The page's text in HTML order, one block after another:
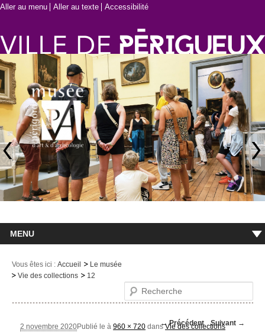
Aller au menu Aller au texte Accessibilité
MENU
Le musée
Visites et activités
Evénements et expositions
Vous êtes ici : Accueil
Le musée
Vie des collections
12
Recherche
Navigation des
← Précédent Suivant →
Publié le
2 novembre 2020 à960 × 720 dansVie des collections